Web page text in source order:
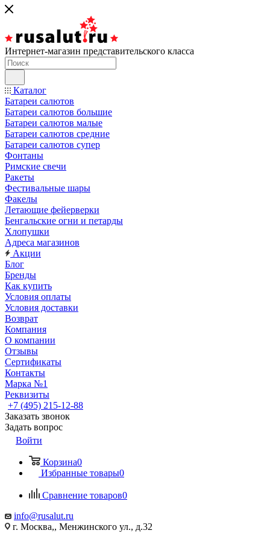
Интернет-магазин представительского класса
Каталог
Батареи салютов
Батареи салютов большие
Батареи салютов малые
Батареи салютов средние
Батареи салютов супер
Фонтаны
Римские свечи
Ракеты
Фестивальные шары
Факелы
Летающие фейерверки
Бенгальские огни и петарды
Хлопушки
Адреса магазинов
Акции
Блог
Бренды
Как купить
Условия оплаты
Условия доставки
Возврат
Компания
О компании
Отзывы
Сертификаты
Контакты
Марка №1
Реквизиты
+7 (495) 215-12-88
Заказать звонок
Задать вопрос
Войти
Корзина0
Избранные товары0
Сравнение товаров0
info@rusalut.ru
г. Москва,, Менжинского ул., д.32